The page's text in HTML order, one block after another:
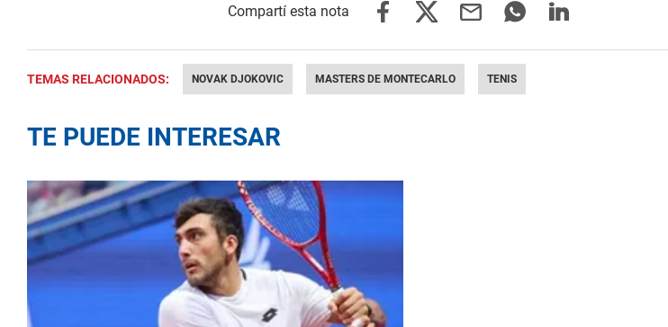
TEMAS RELACIONADOS: NOVAK DJOKOVIC MASTERS DE MONTECARLO TENIS
TE PUEDE INTERESAR